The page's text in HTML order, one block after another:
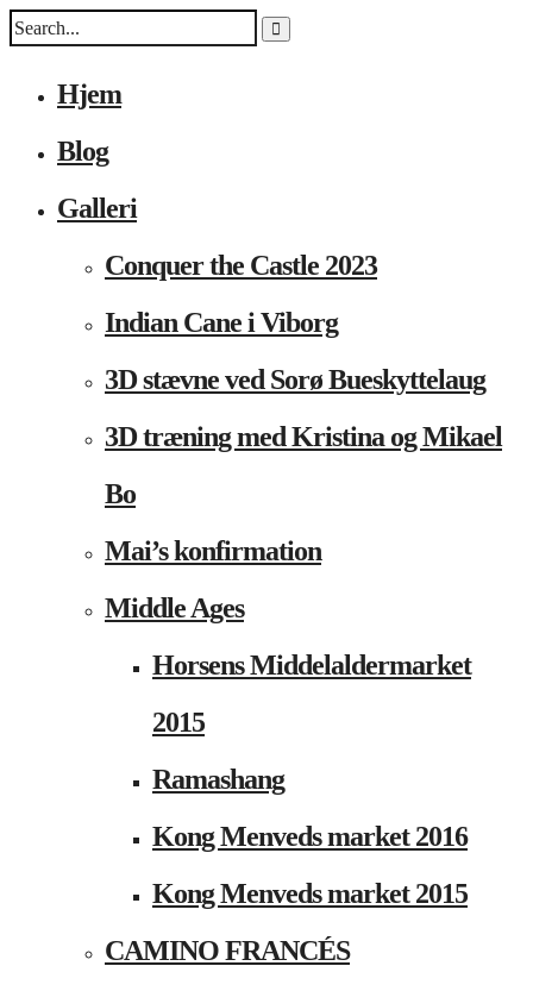
Hjem
Blog
Galleri
Conquer the Castle 2023
Indian Cane i Viborg
3D stævne ved Sorø Bueskyttelaug
3D træning med Kristina og Mikael
Bo
Mai’s konfirmation
Middle Ages
Horsens Middelaldermarket
2015
Ramashang
Kong Menveds market 2016
Kong Menveds market 2015
CAMINO FRANCÉS